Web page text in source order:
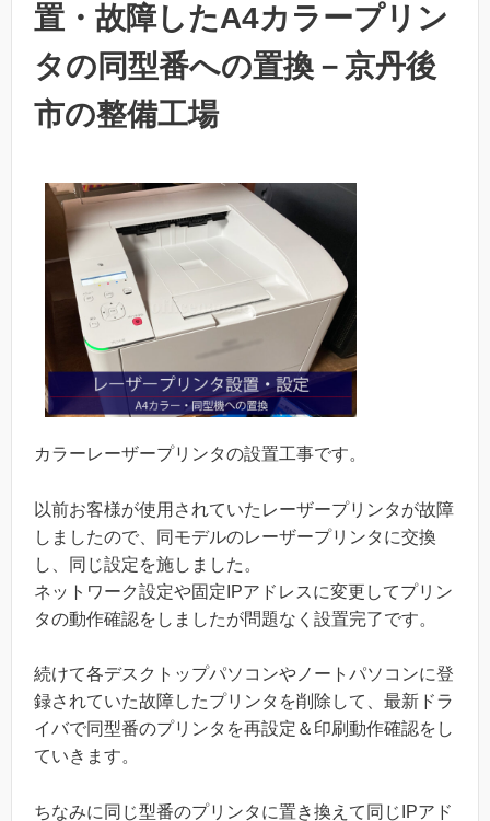
置・故障したA4カラープリン
タの同型番への置換－京丹後
市の整備工場
カラーレーザープリンタの設置工事です。
以前お客様が使用されていたレーザープリンタが故障
しましたので、同モデルのレーザープリンタに交換
し、同じ設定を施しました。
ネットワーク設定や固定IPアドレスに変更してプリン
タの動作確認をしましたが問題なく設置完了です。
続けて各デスクトップパソコンやノートパソコンに登
録されていた故障したプリンタを削除して、最新ドラ
イバで同型番のプリンタを再設定＆印刷動作確認をし
ていきます。
ちなみに同じ型番のプリンタに置き換えて同じIPアド